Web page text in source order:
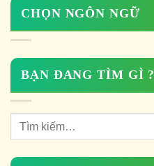
CHỌN NGÔN NGỮ
BẠN ĐANG TÌM GÌ ?